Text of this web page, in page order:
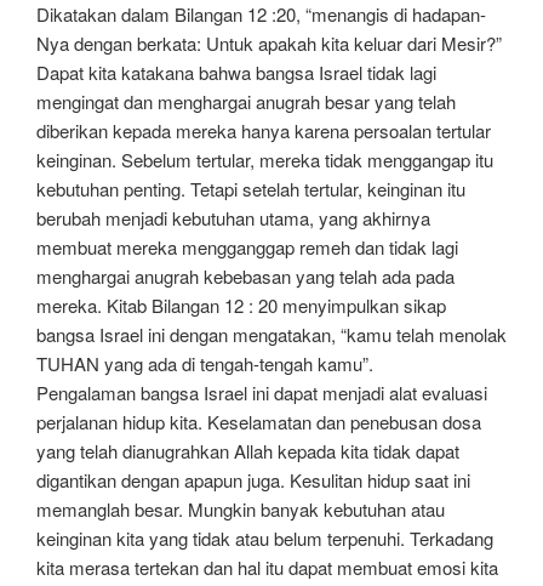
Dikatakan dalam Bilangan 12 :20, “menangis di hadapan-
Nya dengan berkata: Untuk apakah kita keluar dari Mesir?”
Dapat kita katakana bahwa bangsa Israel tidak lagi
mengingat dan menghargai anugrah besar yang telah
diberikan kepada mereka hanya karena persoalan tertular
keinginan. Sebelum tertular, mereka tidak menggangap itu
kebutuhan penting. Tetapi setelah tertular, keinginan itu
berubah menjadi kebutuhan utama, yang akhirnya
membuat mereka mengganggap remeh dan tidak lagi
menghargai anugrah kebebasan yang telah ada pada
mereka. Kitab Bilangan 12 : 20 menyimpulkan sikap
bangsa Israel ini dengan mengatakan, “kamu telah menolak
TUHAN yang ada di tengah-tengah kamu”.
Pengalaman bangsa Israel ini dapat menjadi alat evaluasi
perjalanan hidup kita. Keselamatan dan penebusan dosa
yang telah dianugrahkan Allah kepada kita tidak dapat
digantikan dengan apapun juga. Kesulitan hidup saat ini
memanglah besar. Mungkin banyak kebutuhan atau
keinginan kita yang tidak atau belum terpenuhi. Terkadang
kita merasa tertekan dan hal itu dapat membuat emosi kita